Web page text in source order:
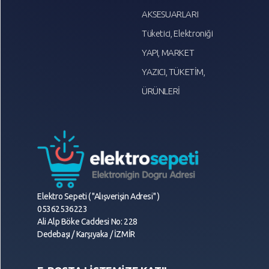
AKSESUARLARI
Tüketici, Elektroniği
YAPI, MARKET
YAZICI, TÜKETİM,
ÜRÜNLERİ
Elektro Sepeti ( "Alışverişin Adresi" )
05362536223
Ali Alp Böke Caddesi No: 228
Dedebaşı / Karşıyaka / İZMİR